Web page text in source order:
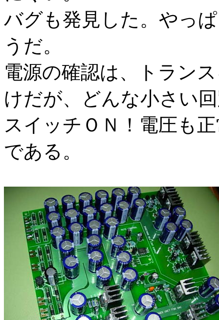
バグも発見した。やっ
うだ。
電源の確認は、トラン
けだが、どんな小さい
スイッチＯＮ！電圧も
である。